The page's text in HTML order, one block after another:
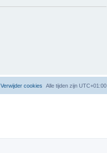
Alle tijden zijn UTC+01:00
Verwijder cookies